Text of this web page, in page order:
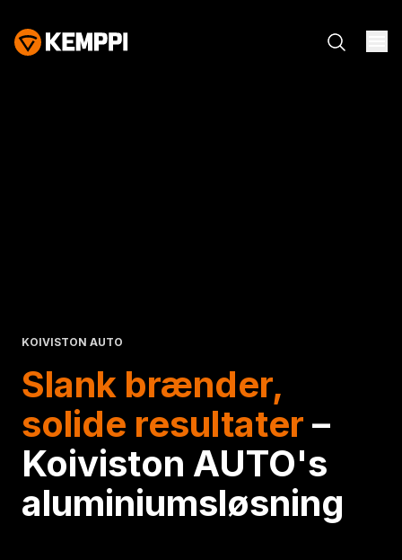
KOIVISTON AUTO
Slank brænder,
solide resultater –
Koiviston AUTO's
aluminiumsløsning